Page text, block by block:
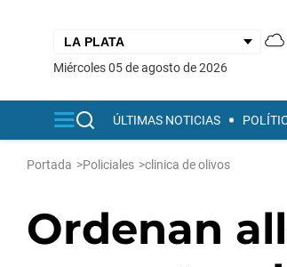
miércoles 05 de agosto de 2026
ÚLTIMAS NOTICIAS
Portada >Policiales >clinica de olivos
Ordenan